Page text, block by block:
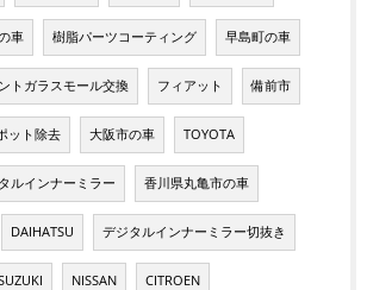
車 樹脂パーツコーティング 早島町の車
トガラスモール交換 フィアット 備前市
ット除去 大阪市の車 TOYOTA
ルインナーミラー 香川県丸亀市の車
DAIHATSU デジタルインナーミラー切抜き
NISSAN CITROEN